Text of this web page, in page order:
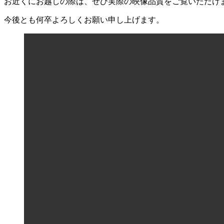
今後とも何卒よろしくお願い申し上げます。